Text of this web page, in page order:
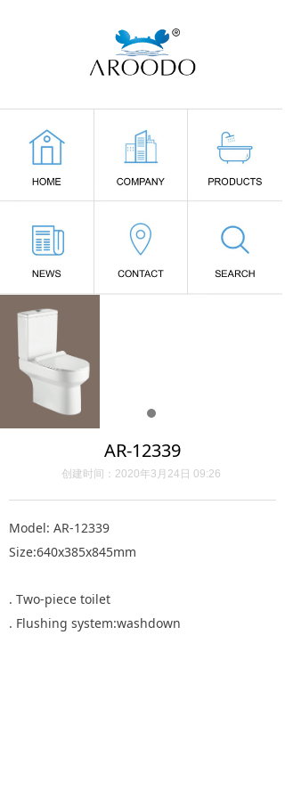
AR-12339
创建时间： 2020年3月24日 09:26
Model: AR-12339
Size:640x385x845mm
. Two-piece toilet
. Flushing system:washdown